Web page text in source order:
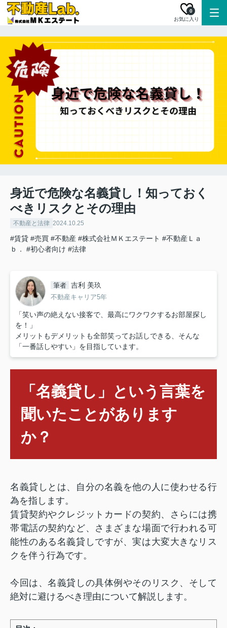
お気に入り
0
身近で危険な名義貸し！知っておく
べきリスクとその理由
不動産と法律 2024.10.25
#賃貸 #売買 #不動産 #株式会社ＭＫエステート #不動産Ｌａ
ｂ．
#初心者向け #法律
筆者 吉利 美玖
不動産キャリア5年
「笑い声の絶えない接客で、最高にワクワクするお部屋探し
を！」
メリットもデメリットも全部笑ってお話しできる、そんな
「一番話しやすい」を目指しています。
「名義貸し」という言葉を
聞いたことがあります
か？
名義貸しとは、自分の名義を他の人に使わせる行
為を指します。
賃貸契約やクレジットカードの契約、さらには携
帯電話の契約など、さまざまな場面で行われる可
能性のある名義貸しですが、実は大変大きなリス
クを伴う行為です。
今回は、名義貸しの具体例やそのリスク、そして
絶対に避けるべき理由について解説します。